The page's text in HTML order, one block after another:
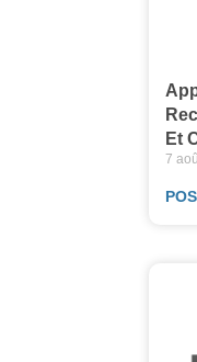
Et
7